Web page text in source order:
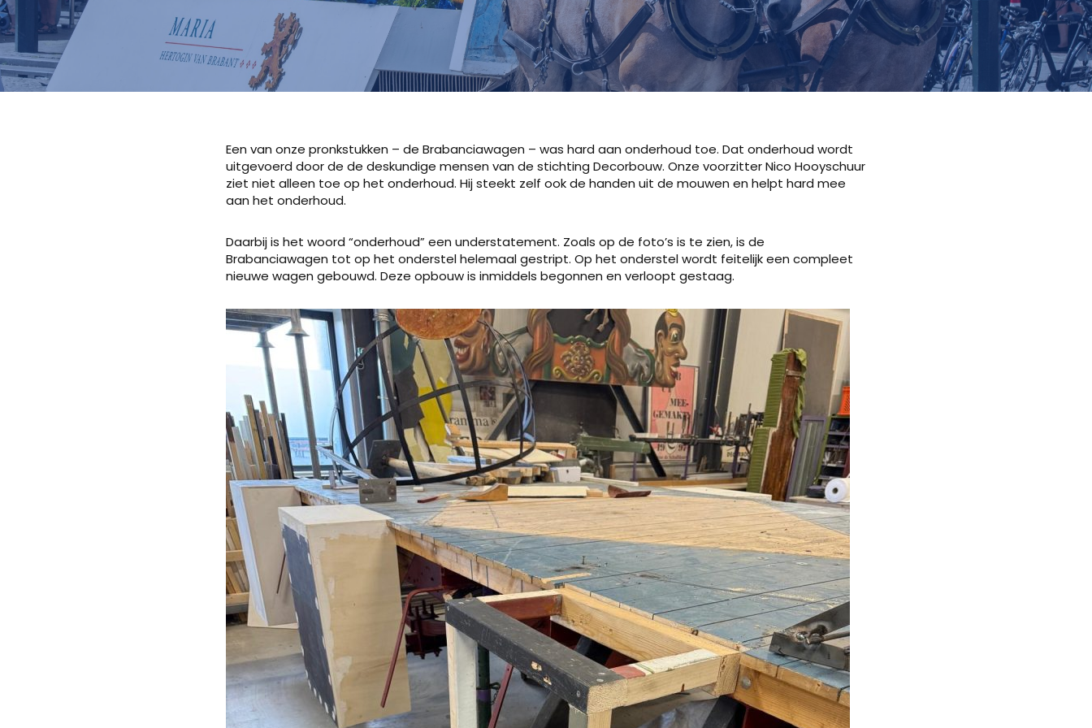
Een van onze pronkstukken – de Brabanciawagen – was hard aan onderhoud toe. Dat onderhoud wordt
uitgevoerd door de de deskundige mensen van de stichting Decorbouw. Onze voorzitter Nico Hooyschuur
ziet niet alleen toe op het onderhoud. Hij steekt zelf ook de handen uit de mouwen en helpt hard mee
aan het onderhoud.
Daarbij is het woord “onderhoud” een understatement. Zoals op de foto’s is te zien, is de
Brabanciawagen tot op het onderstel helemaal gestript. Op het onderstel wordt feitelijk een compleet
nieuwe wagen gebouwd. Deze opbouw is inmiddels begonnen en verloopt gestaag.